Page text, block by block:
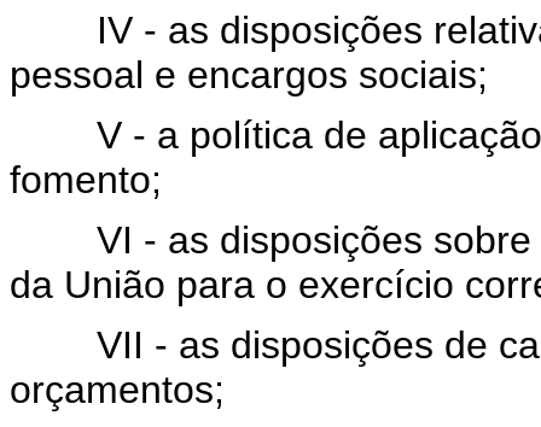
IV - as disposições
pessoal e encargos sociais;
V - a política de aplicação
fomento;
VI - as disposições sobre
da União para o exercício
VII - as disposições de
orçamentos;